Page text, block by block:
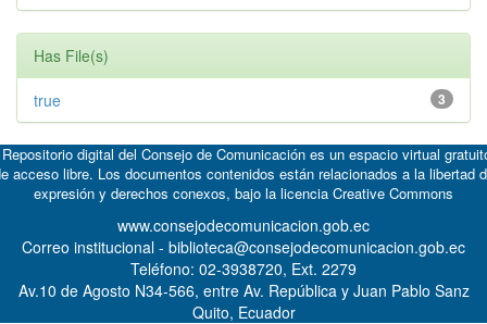
Has File(s)
3
true
digital del Consejo de Comunicación es un espacio virtual
acceso libre. Los documentos contenidos están relacionados a la libertad
expresión y derechos conexos, bajo la licencia Creative Commons
www.consejodecomunicacion.gob.ec
Correo institucional - biblioteca@consejodecomunicacion.gob.ec
Teléfono: 02-3938720, Ext. 2279
Av.10 de Agosto N34-566, entre Av. República y Juan Pablo Sanz
Quito, Ecuador